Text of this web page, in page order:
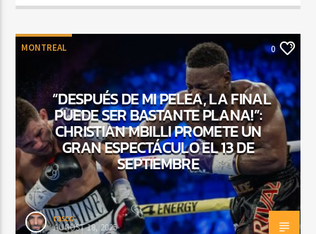
MONTREAL 0
“DESPUÉS DE MI PELEA, LA FINAL
PUEDE SER BASTANTE PLANA!”:
CHRISTIAN MBILLI PROMETE UN
GRAN ESPECTÁCULO EL 13 DE
SEPTIEMBRE
rasco
AUGUST 18, 2025